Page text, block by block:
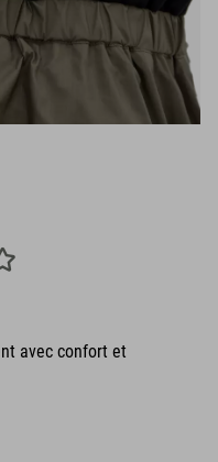
avec confort et